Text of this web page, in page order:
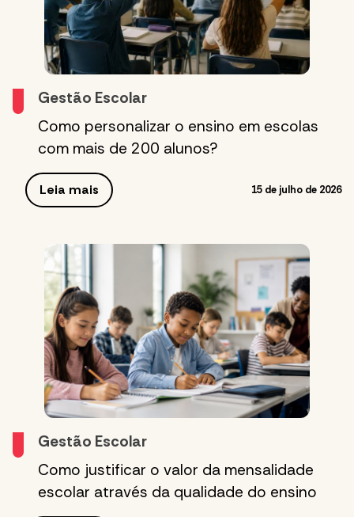
Gestão Escolar
Como personalizar o ensino em escolas
com mais de 200 alunos?
Leia mais 15 de julho de 2026
Gestão Escolar
Como justificar o valor da mensalidade
escolar através da qualidade do ensino